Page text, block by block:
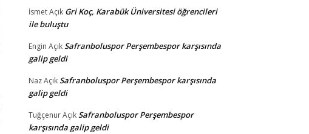
İsmetAçık Gri Koç, Karabük Üniversitesi öğrencileri
ile buluştu
Engin AçıkSafranboluspor Perşembespor karşısında
galip geldi
NazAçıkSafranboluspor Perşembespor karşısında
galip geldi
TuğçenurAçıkSafranboluspor Perşembespor
karşısında galip geldi